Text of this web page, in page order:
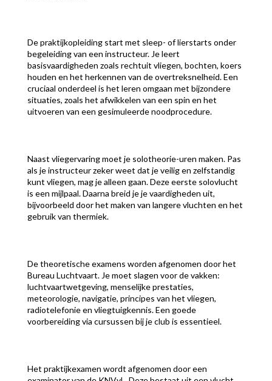
De praktijkopleiding start met sleep- of lierstarts onder
begeleiding van een instructeur. Je leert
basisvaardigheden zoals rechtuit vliegen, bochten, koers
houden en het herkennen van de overtreksnelheid. Een
cruciaal onderdeel is het leren omgaan met bijzondere
situaties, zoals het afwikkelen van een spin en het
uitvoeren van een gesimuleerde noodprocedure.
Naast vliegervaring moet je solotheorie-uren maken. Pas
als je instructeur zeker weet dat je veilig en zelfstandig
kunt vliegen, mag je alleen gaan. Deze eerste solovlucht
is een mijlpaal. Daarna breid je je vaardigheden uit,
bijvoorbeeld door het maken van langere vluchten en het
gebruik van thermiek.
De theoretische examens worden afgenomen door het
Bureau Luchtvaart. Je moet slagen voor de vakken:
luchtvaartwetgeving, menselijke prestaties,
meteorologie, navigatie, principes van het vliegen,
radiotelefonie en vliegtuigkennis. Een goede
voorbereiding via cursussen bij je club is essentieel.
Het praktijkexamen wordt afgenomen door een